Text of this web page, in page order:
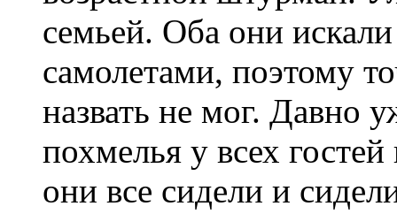
семьей. Оба они
самолетами, поэтому
назвать не мог. Давно
похмелья у всех
они все сидели и